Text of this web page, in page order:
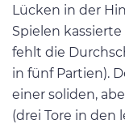
Lücken in der
Spielen
fehlt die
in fünf Partien).
einer soliden,
(drei Tore in den